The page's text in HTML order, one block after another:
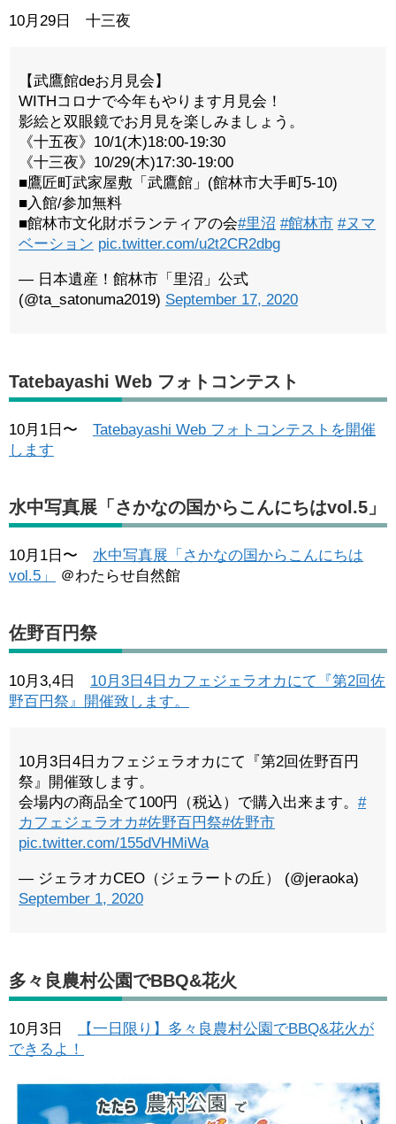
10月29日 十三夜
【武鷹館deお月見会】
WITHコロナで今年もやります月見会！
影絵と双眼鏡でお月見を楽しみましょう。
《十五夜》10/1(木)18:00-19:30
《十三夜》10/29(木)17:30-19:00
■鷹匠町武家屋敷「武鷹館」(館林市大手町5-10)
■入館/参加無料
■館林市文化財ボランティアの会#里沼 #館林市 #ヌマ
ベーション pic.twitter.com/u2t2CR2dbg
— 日本遺産！館林市「里沼」公式
(@ta_satonuma2019) September 17, 2020
Tatebayashi Web フォトコンテスト
10月1日〜 Tatebayashi Web フォトコンテストを開催
します
水中写真展「さかなの国からこんにちはvol.5」
10月1日〜 水中写真展「さかなの国からこんにちは
vol.5」
＠わたらせ自然館
佐野百円祭
10月3,4日 10月3日4日カフェジェラオカにて『第2回佐
野百円祭』開催致します。
10月3日4日カフェジェラオカにて『第2回佐野百円
祭』開催致します。
会場内の商品全て100円（税込）で購入出来ます。 #
カフェジェラオカ#佐野百円祭#佐野市
pic.twitter.com/155dVHMiWa
— ジェラオカCEO（ジェラートの丘） (@jeraoka)
September 1, 2020
多々良農村公園でBBQ&花火
10月3日
【一日限り】多々良農村公園でBBQ&花火が
できるよ！